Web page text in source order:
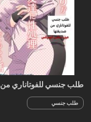
طلب جنسي للفوتاناري من
صديقتها
طلب جنسي
للفوتاناري من